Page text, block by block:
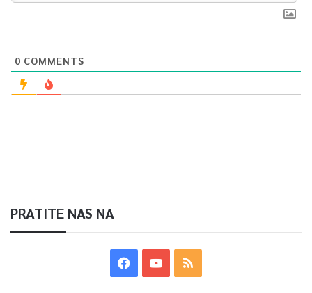
0 COMMENTS
PRATITE NAS NA